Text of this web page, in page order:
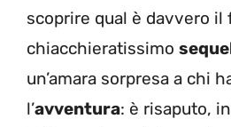
scoprire qual è davvero il
chiacchieratissimo
un’amara sorpresa a chi
l’avventura: è risaputo,